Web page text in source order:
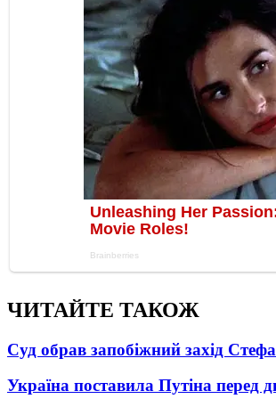
ЧИТАЙТЕ ТАКОЖ
Суд обрав запобіжний захід
Україна поставила Путіна перед